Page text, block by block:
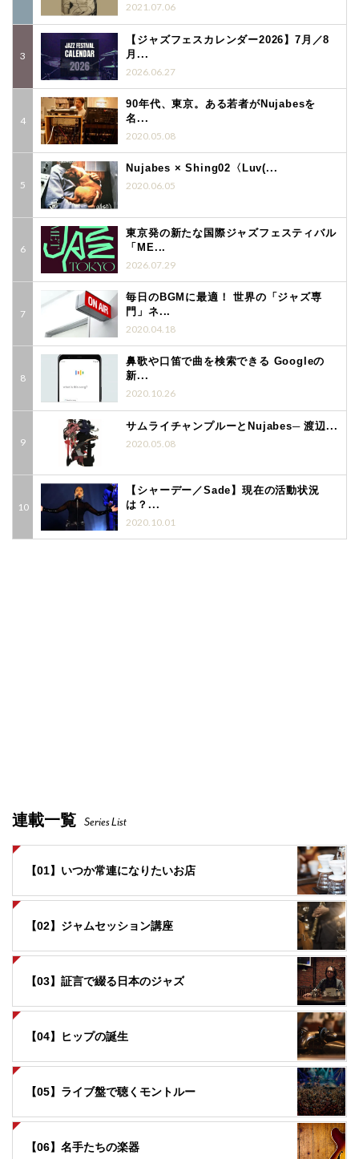
2021.07.06
【ジャズフェスカレンダー2026】7月／8
月...
2026.06.27
90年代、東京。ある若者がNujabesを
名...
2020.05.08
Nujabes × Shing02〈Luv(...
2020.06.05
東京発の新たな国際ジャズフェスティバル
「ME...
2026.07.29
毎日のBGMに最適！ 世界の「ジャズ専
門」ネ...
2020.04.18
鼻歌や口笛で曲を検索できる Googleの
新...
2020.10.26
サムライチャンプルーとNujabes─ 渡辺...
2020.05.08
【シャーデー／Sade】現在の活動状況
は？...
2020.10.01
連載一覧 Series List
【01】いつか常連になりたいお店
【02】ジャムセッション講座
【03】証言で綴る日本のジャズ
【04】ヒップの誕生
【05】ライブ盤で聴くモントルー
【06】名手たちの楽器